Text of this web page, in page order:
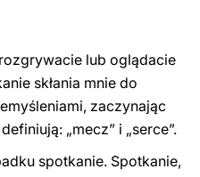
lub oglądacie
skłania mnie do
zaczynając
„mecz” i „serce”.
spotkanie. Spotkanie,